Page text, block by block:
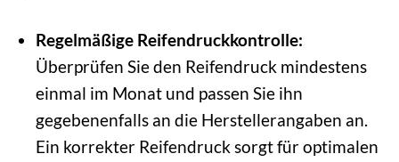
Regelmäßige Reifendruckkontrolle:
Überprüfen Sie den Reifendruck mindestens
einmal im Monat und passen Sie ihn
gegebenenfalls an die Herstellerangaben an.
Ein korrekter Reifendruck sorgt für optimalen